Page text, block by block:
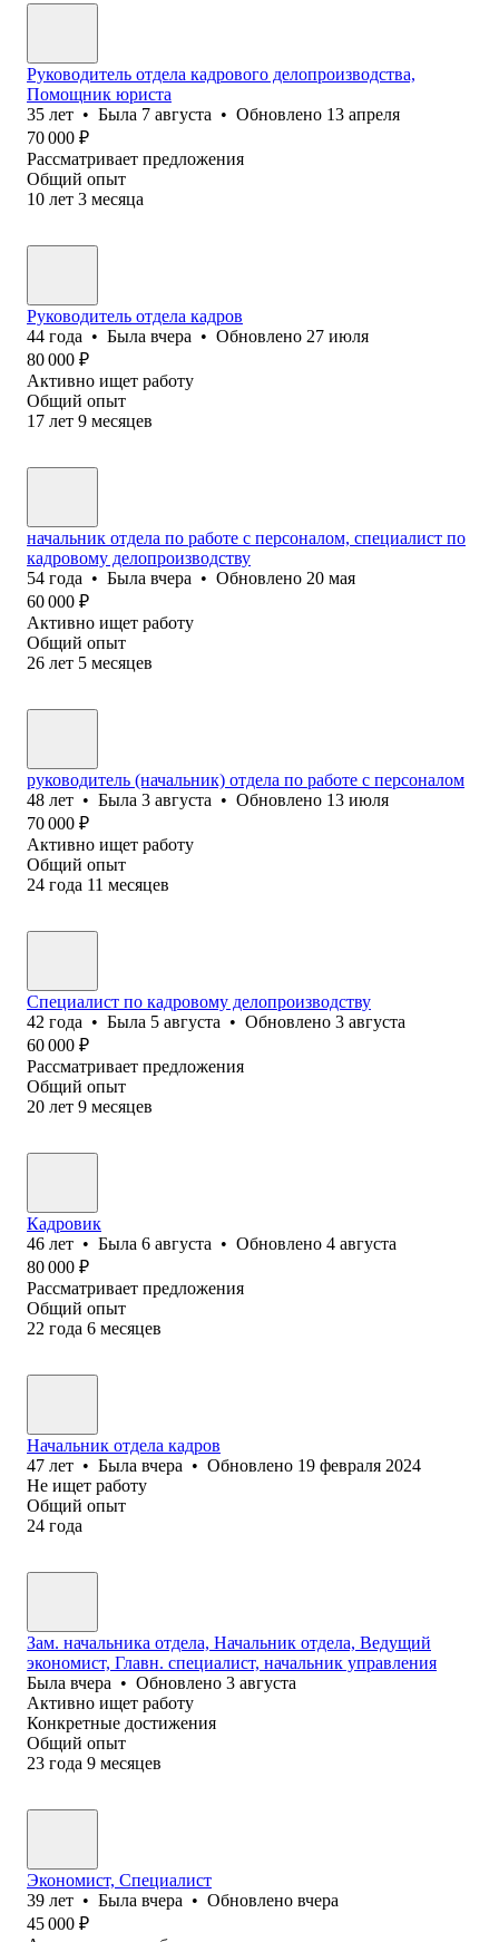
Руководитель отдела кадрового делопроизводства,
Помощник юриста
35 лет • Была 7 августа • Обновлено 13 апреля
70 000 ₽
Рассматривает предложения
Общий опыт
10 лет 3 месяца
Руководитель отдела кадров
44 года • Была вчера • Обновлено 27 июля
80 000 ₽
Активно ищет работу
Общий опыт
17 лет 9 месяцев
начальник отдела по работе с персоналом, специалист по
кадровому делопроизводству
54 года • Была вчера • Обновлено 20 мая
60 000 ₽
Активно ищет работу
Общий опыт
26 лет 5 месяцев
руководитель (начальник) отдела по работе с персоналом
48 лет • Была 3 августа • Обновлено 13 июля
70 000 ₽
Активно ищет работу
Общий опыт
24 года 11 месяцев
Специалист по кадровому делопроизводству
42 года • Была 5 августа • Обновлено 3 августа
60 000 ₽
Рассматривает предложения
Общий опыт
20 лет 9 месяцев
Кадровик
46 лет • Была 6 августа • Обновлено 4 августа
80 000 ₽
Рассматривает предложения
Общий опыт
22 года 6 месяцев
Начальник отдела кадров
47 лет • Была вчера • Обновлено 19 февраля 2024
Не ищет работу
Общий опыт
24 года
Зам. начальника отдела, Начальник отдела, Ведущий
экономист, Главн. специалист, начальник управления
Была вчера • Обновлено 3 августа
Активно ищет работу
Конкретные достижения
Общий опыт
23 года 9 месяцев
Экономист, Специалист
39 лет • Была вчера • Обновлено вчера
45 000 ₽